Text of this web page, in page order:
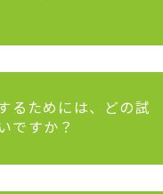
るためには、どの試
ですか？